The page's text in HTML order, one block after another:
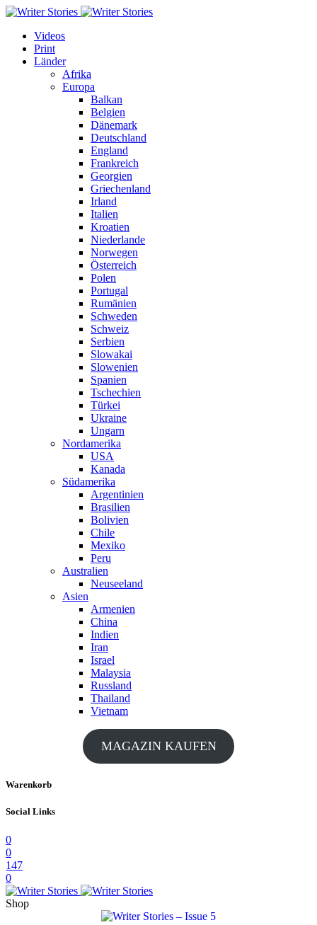
Videos
Print
Länder
Afrika
Europa
Balkan
Belgien
Dänemark
Deutschland
England
Frankreich
Georgien
Griechenland
Irland
Italien
Kroatien
Niederlande
Norwegen
Österreich
Polen
Portugal
Rumänien
Schweden
Schweiz
Serbien
Slowakai
Slowenien
Spanien
Tschechien
Türkei
Ukraine
Ungarn
Nordamerika
USA
Kanada
Südamerika
Argentinien
Brasilien
Bolivien
Chile
Mexiko
Peru
Australien
Neuseeland
Asien
Armenien
China
Indien
Iran
Israel
Malaysia
Russland
Thailand
Vietnam
MAGAZIN KAUFEN
Warenkorb
Social Links
0
0
147
0
Shop